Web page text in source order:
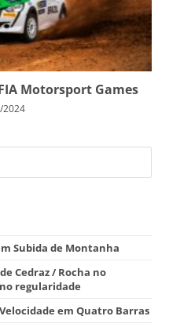
Motorsport Games
2024
Subida de Montanha
Cedraz / Rocha no
regularidade
em Quatro Barras